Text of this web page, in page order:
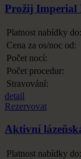
Prožij Imperial
Platnost nabídky do:
Cena za os/noc od:
Počet nocí:
Počet procedur:
Stravování:
detail
Rezervovat
Aktivní
Platnost nabídky do: